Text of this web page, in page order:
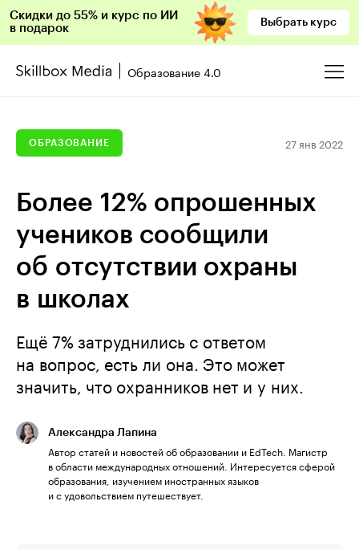
Скидки до 55% и курс по ИИ
в подарок
Выбрать курс
Образование 4.0
ОБРАЗОВАНИЕ 27 янв 2022
Более 12% опрошенных
учеников сообщили
об отсутствии охраны
в школах
Ещё 7% затруднились с ответом
на вопрос, есть ли она. Это может
значить, что охранников нет и у них.
Александра Лапина
Автор статей и новостей об образовании и EdTech. Магистр
в области международных отношений. Интересуется сферой
образования, изучением иностранных языков
и с удовольствием путешествует.